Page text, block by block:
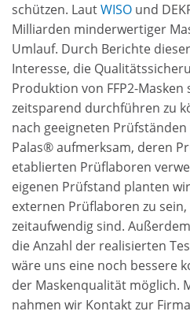
schützen. LautWISO und
Milliarden minderwertiger
Umlauf. Durch Berichte
Interesse, die
Produktion von FFP2-
zeitsparend durchführen zu
nach geeigneten
Palas® aufmerksam, deren
etablierten Prüflaboren
eigenen Prüfstand planten
externen Prüflaboren zu
zeitaufwendig sind.
die Anzahl der realisierten
wäre uns eine noch bessere
der Maskenqualität möglich.
nahmen wir Kontakt zur